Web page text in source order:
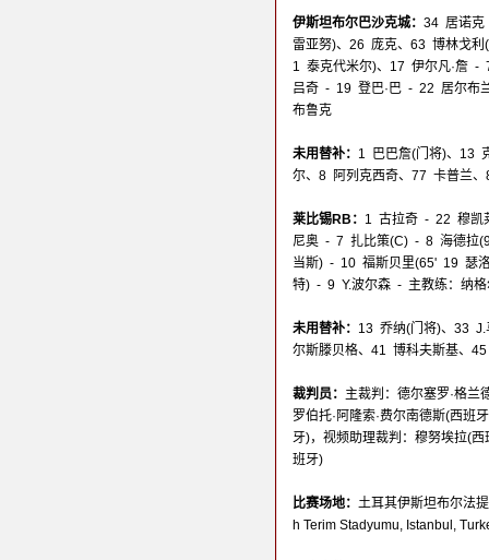
伊斯坦布尔巴沙克城： 34 居诺
雷亚努)、26 庞克、63 博林戈
1 泰克代米尔)、17 伊尔凡·詹
吕奇 - 19 登巴·巴 - 22 居尔布
布鲁克
未用替补： 1 巴巴詹(门将)、13
尔、8 阿列克西奇、77 卡普兰
莱比锡RB： 1 古拉奇 - 22 穆凯
尼奥 - 7 扎比策(C) - 8 海德拉
当斯) - 10 福斯贝里(65' 19 瑟
特) - 9 Y.波尔森 - 主教练：纳格
未用替补： 13 乔纳(门将)、33
尔斯滕贝格、41 博科夫斯基、
裁判员： 主裁判：德尔塞罗·格兰
罗伯托·阿隆索·费尔南德斯(西班
牙)，视频助理裁判：穆努埃拉(
班牙)
比赛场地： 土耳其伊斯坦布尔法
h Terim Stadyumu, Istanbul,